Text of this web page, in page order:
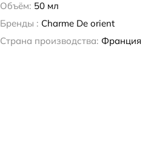
Объём: 50 мл
Бренды : Charme De orient
Страна производства: Франция